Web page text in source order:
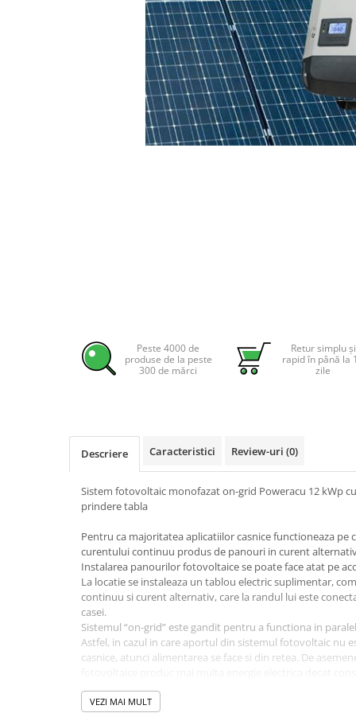
Incarcatoare acumulatori
Panouri fotovoltaice si accesorii
Sisteme prindere panouri
Pachete complete stocare energie
Sisteme fotovoltaice de putere
mica (rulota/caravan/case de
Pachete sisteme fotovoltaice
Statii de incarcare vehicule
Statii de incarcare
Cabluri de incarcare vehicule
Prize de incarcare vehicule
Turbine eoliene pentru casă
Peste 4000 de
produse de la peste
300 de mărci
Retur simplu și
rapid în până la
zile
Descriere Caracteristici Review-uri (0)
Sistem fotovoltaic monofazat on-grid Poweracu 12 kWp
prindere tabla
Pentru ca majoritatea aplicatiilor casnice functioneaza
curentului continuu produs de panouri in curent
Instalarea panourilor fotovoltaice se poate face atat pe
La locatie se instaleaza un tablou electric suplimentar,
continuu si curent alternativ, care la randul lui este
casei.
Sistemul “on-grid” este gandit pentru a functiona in
Astfel, in cazul in care aportul din sistemul fotovoltaic nu
casnice, atunci alimentarea se face si din retea. De
surplusul de energie este livrat in retea, iar distribuitorul
livrata pe factura de energie electrica.
VEZI MAI MULT